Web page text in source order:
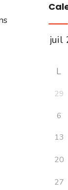
L
29
6
13
20
27